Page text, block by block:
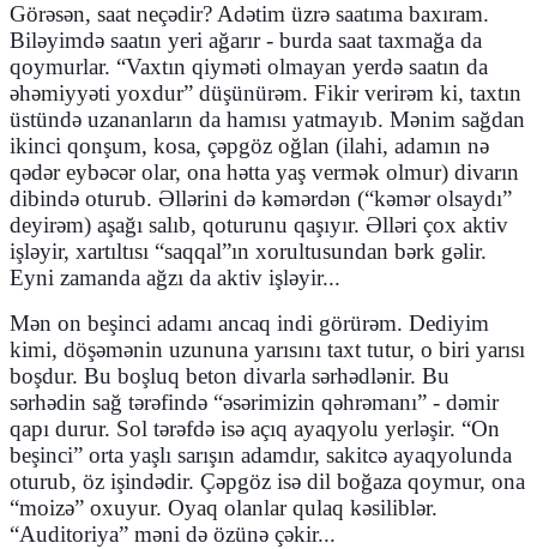
Görəsən, saat neçədir? Adətim üzrə saatıma baxıram.
Biləyimdə saatın yeri ağarır - burda saat taxmağa da
qoymurlar. “Vaxtın qiyməti olmayan yerdə saatın da
əhəmiyyəti yoxdur” düşünürəm. Fikir verirəm ki, taxtın
üstündə uzananların da hamısı yatmayıb. Mənim sağdan
ikinci qonşum, kosa, çəpgöz oğlan (ilahi, adamın nə
qədər eybəcər olar, ona hətta yaş vermək olmur) divarın
dibində oturub. Əllərini də kəmərdən (“kəmər olsaydı”
deyirəm) aşağı salıb, qoturunu qaşıyır. Əlləri çox aktiv
işləyir, xartıltısı “saqqal”ın xorultusundan bərk gəlir.
Eyni zamanda ağzı da aktiv işləyir...
Mən on beşinci adamı ancaq indi görürəm. Dediyim
kimi, döşəmənin uzununa yarısını taxt tutur, o biri yarısı
boşdur. Bu boşluq beton divarla sərhədlənir. Bu
sərhədin sağ tərəfində “əsərimizin qəhrəmanı” - dəmir
qapı durur. Sol tərəfdə isə açıq ayaqyolu yerləşir. “On
beşinci” orta yaşlı sarışın adamdır, sakitcə ayaqyolunda
oturub, öz işindədir. Çəpgöz isə dil boğaza qoymur, ona
“moizə” oxuyur. Oyaq olanlar qulaq kəsiliblər.
“Auditoriya” məni də özünə çəkir...